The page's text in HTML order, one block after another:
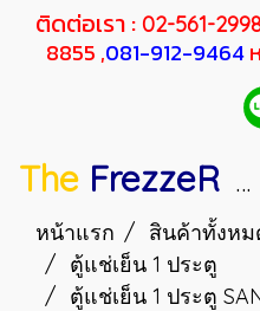
ติดต่อเรา : 02-561-
8855 ,081-912-9464
The FrezzeR
หน้าแรก สินค้าทั้งหม
ตู้แช่เย็น 1 ประตู
ตู้แช่เย็น 1 ประตู